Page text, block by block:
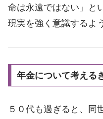
命は永遠ではない」と
現実を強く意識するよ
年金について考える
５０代も過ぎると、同